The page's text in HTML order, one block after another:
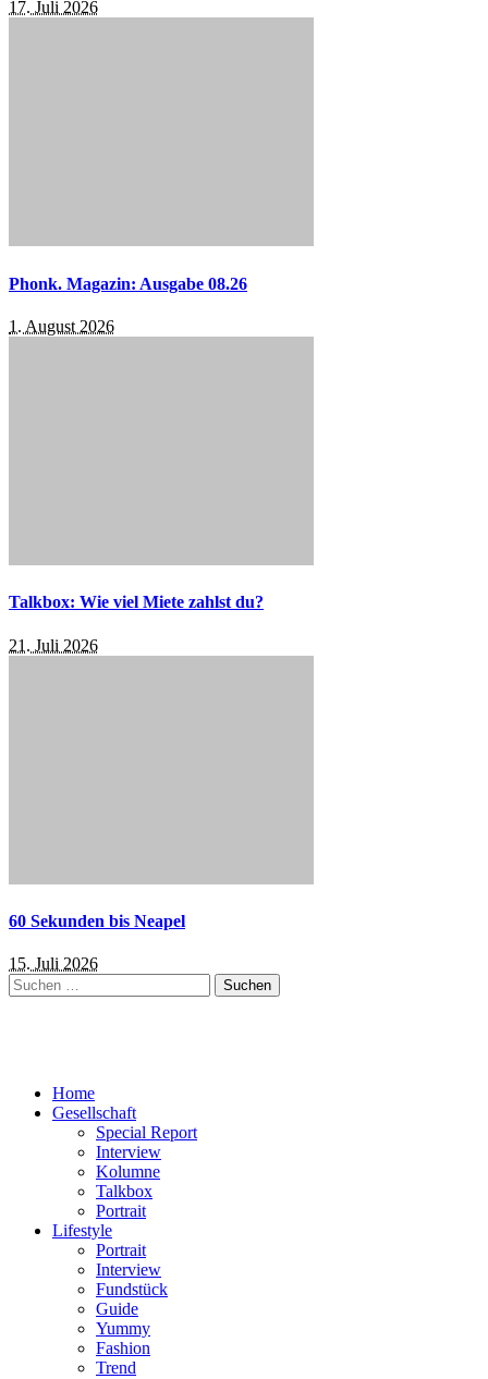
17. Juli 2026
Phonk. Magazin: Ausgabe 08.26
1. August 2026
Talkbox: Wie viel Miete zahlst du?
21. Juli 2026
60 Sekunden bis Neapel
15. Juli 2026
Suchen
nach:
Home
Gesellschaft
Special Report
Interview
Kolumne
Talkbox
Portrait
Lifestyle
Portrait
Interview
Fundstück
Guide
Yummy
Fashion
Trend